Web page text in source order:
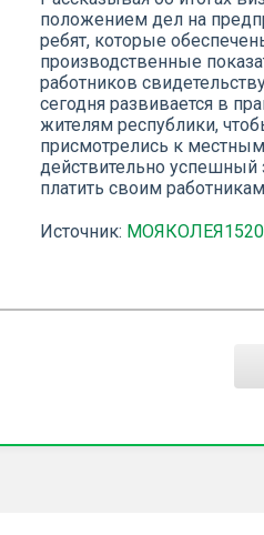
положением дел на
ребят, которые
производственные
работников
сегодня развивается в
жителям республики,
присмотрелись к
действительно успешный
платить своим
Источник: МОЯКОЛЕЯ1520